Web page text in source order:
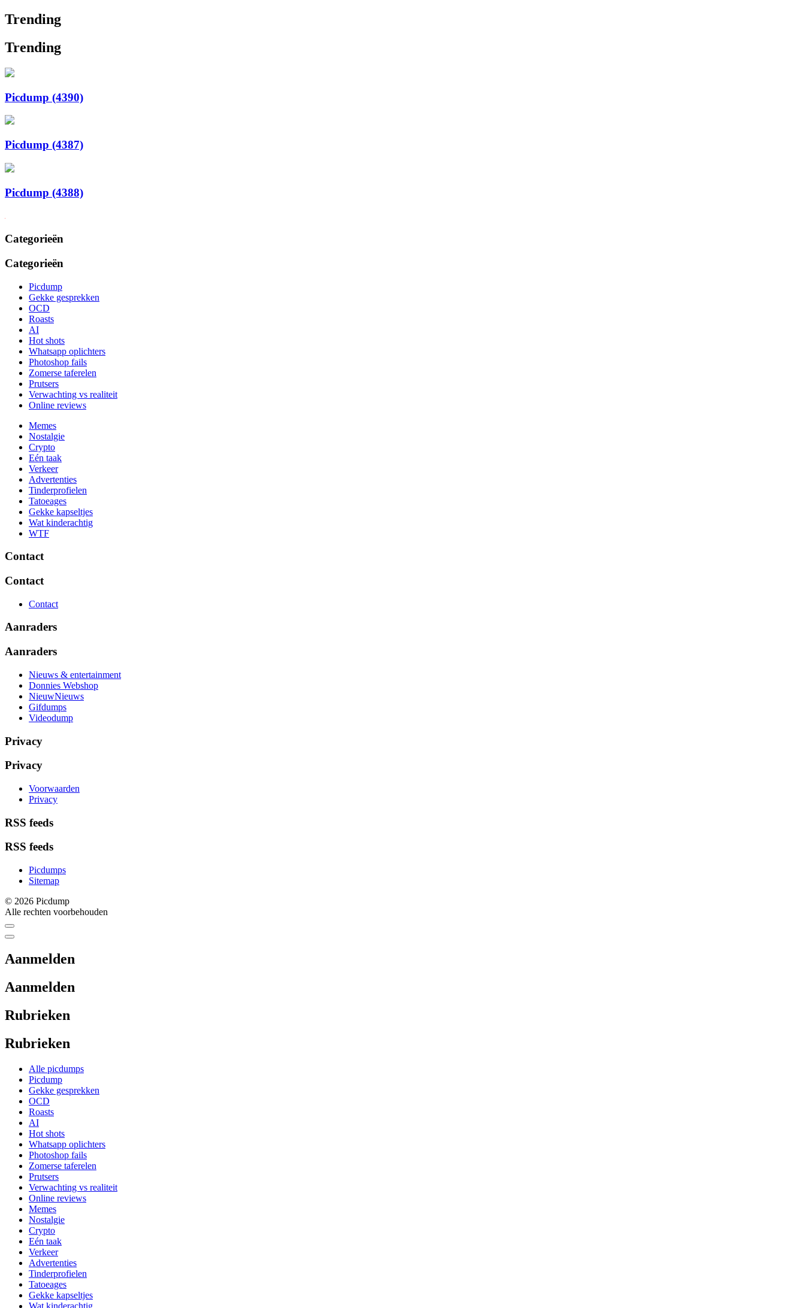
Trending
Trending
Picdump (4390)
Picdump (4387)
Picdump (4388)
Categorieën
Categorieën
Picdump
Gekke gesprekken
OCD
Roasts
AI
Hot shots
Whatsapp oplichters
Photoshop fails
Zomerse taferelen
Prutsers
Verwachting vs realiteit
Online reviews
Memes
Nostalgie
Crypto
Eén taak
Verkeer
Advertenties
Tinderprofielen
Tatoeages
Gekke kapseltjes
Wat kinderachtig
WTF
Contact
Contact
Contact
Aanraders
Aanraders
Nieuws & entertainment
Donnies Webshop
NieuwNieuws
Gifdumps
Videodump
Privacy
Privacy
Voorwaarden
Privacy
RSS feeds
RSS feeds
Picdumps
Sitemap
© 2026 Picdump
Alle rechten voorbehouden
Aanmelden
Aanmelden
Rubrieken
Rubrieken
Alle picdumps
Picdump
Gekke gesprekken
OCD
Roasts
AI
Hot shots
Whatsapp oplichters
Photoshop fails
Zomerse taferelen
Prutsers
Verwachting vs realiteit
Online reviews
Memes
Nostalgie
Crypto
Eén taak
Verkeer
Advertenties
Tinderprofielen
Tatoeages
Gekke kapseltjes
Wat kinderachtig